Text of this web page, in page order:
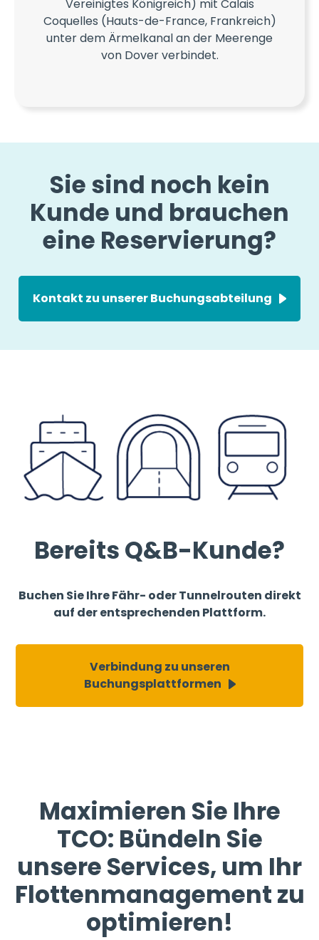
Vereinigtes Königreich) mit Calais
Coquelles (Hauts-de-France, Frankreich)
unter dem Ärmelkanal an der Meerenge
von Dover verbindet.
Sie sind noch kein
Kunde und brauchen
eine Reservierung?
Kontakt zu unserer Buchungsabteilung
Bereits Q&B-Kunde?
Buchen Sie Ihre Fähr- oder Tunnelrouten direkt
auf der entsprechenden Plattform.
Verbindung zu unseren
Buchungsplattformen
Maximieren Sie Ihre
TCO: Bündeln Sie
unsere Services, um Ihr
Flottenmanagement zu
optimieren!